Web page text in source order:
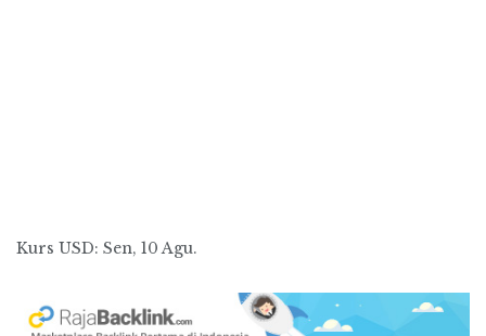
Kurs USD: Sen, 10 Agu.